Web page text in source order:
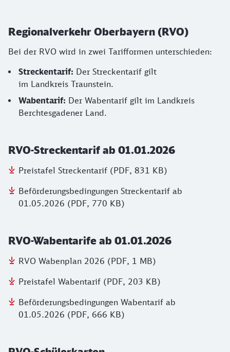
Regionalverkehr Oberbayern (RVO)
Bei der RVO wird in zwei Tarifformen unterschieden:
Streckentarif: Der Streckentarif gilt
im Landkreis Traunstein.
Wabentarif: Der Wabentarif gilt im Landkreis
Berchtesgadener Land.
RVO-Streckentarif ab 01.01.2026
Preistafel Streckentarif (PDF, 831 KB)
Beförderungsbedingungen Streckentarif ab
01.05.2026 (PDF, 770 KB)
RVO-Wabentarife ab 01.01.2026
RVO Wabenplan 2026 (PDF, 1 MB)
Preistafel Wabentarif (PDF, 203 KB)
Beförderungsbedingungen Wabentarif ab
01.05.2026 (PDF, 666 KB)